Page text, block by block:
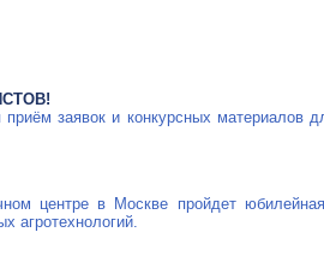
заявок и конкурсных материалов
центре в Москве пройдет юбилейная
агротехнологий.